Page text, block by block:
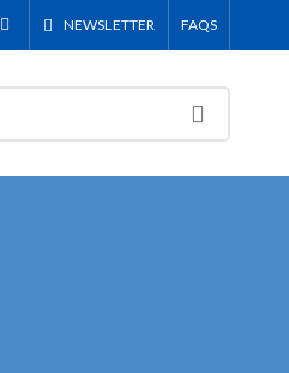
NEWSLETTER FAQS